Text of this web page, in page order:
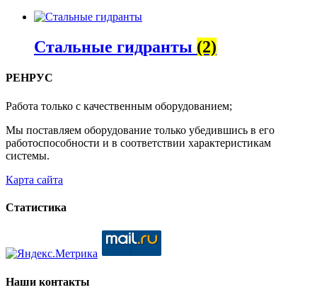
Стальные гидранты (2)
РЕНРУС
Работа только с качественным оборудованием;
Мы поставляем оборудование только убедившись в его
работоспособности и в соответствии характеристикам
системы.
Карта сайта
Статистика
Наши контакты